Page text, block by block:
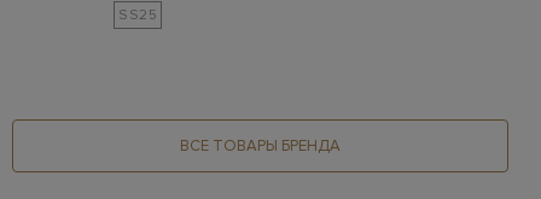
SS25
ВСЕ ТОВАРЫ БРЕНДА